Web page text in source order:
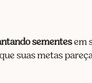
sementesem
suas metas